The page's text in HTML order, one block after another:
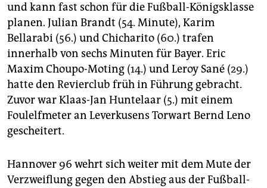
genossenschaft
epaper login
und kann fast schon für die Fußball-Königsklasse
planen. Julian Brandt (54. Minute), Karim
Bellarabi (56.) und Chicharito (60.) trafen
innerhalb von sechs Minuten für Bayer. Eric
Maxim Choupo-Moting (14.) und Leroy Sané (29.)
hatte den Revierclub früh in Führung gebracht.
Zuvor war Klaas-Jan Huntelaar (5.) mit einem
Foulelfmeter an Leverkusens Torwart Bernd Leno
gescheitert.
Hannover 96 wehrt sich weiter mit dem Mute der
Verzweiflung gegen den Abstieg aus der Fußball-